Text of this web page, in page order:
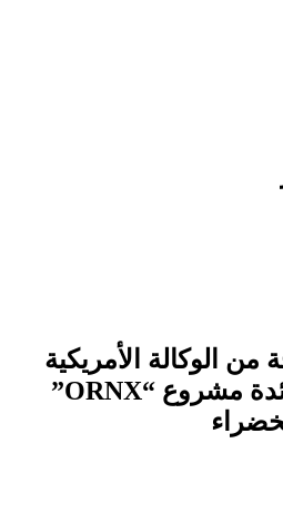
من الوكالة الأمريكية
للتجارة والتنمية لفائدة مشروع “ORNX”